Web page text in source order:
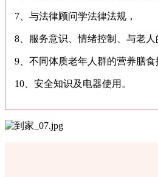
7、与法律顾问学法律法规，
8、服务意识、情绪控制、与老人
9、不同体质老年人群的营养膳食
10、安全知识及电器使用。